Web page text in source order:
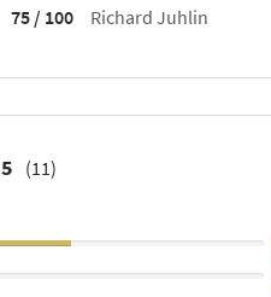
75 / 100
Richard Juhlin
5 (11)